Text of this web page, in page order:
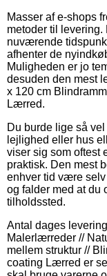
Masser af e-shops
metoder til
nuværende
afhenter de
Muligheden er jo
desuden den mest
x 120 cm
Lærred.
Du burde lige så
lejlighed eller hus
viser sig som oftest
praktisk. Den mest
enhver tid være
og falder med at du
tilholdssted.
Antal dages
Malerlærreder //
mellem struktur //
coating Lærred er